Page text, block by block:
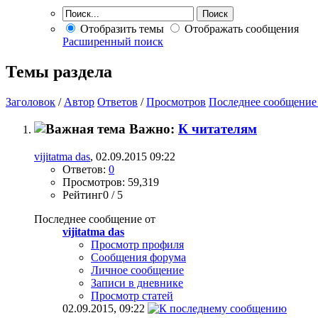
Отобразить темы
Отображать сообщения
Расширенный поиск
Темы раздела
Заголовок / Автор Ответов /Просмотров Последнее сообщение
Важно: К читателям
vijitatma das, 02.09.2015 09:22
Ответов: 0
Просмотров: 59,319
Рейтинг0 / 5
Последнее сообщение от
vijitatma das
Просмотр профиля
Сообщения форума
Личное сообщение
Записи в дневнике
Просмотр статей
02.09.2015, 09:22